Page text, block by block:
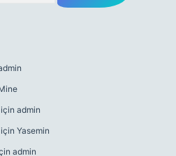
için admin
için Yasemin
admin